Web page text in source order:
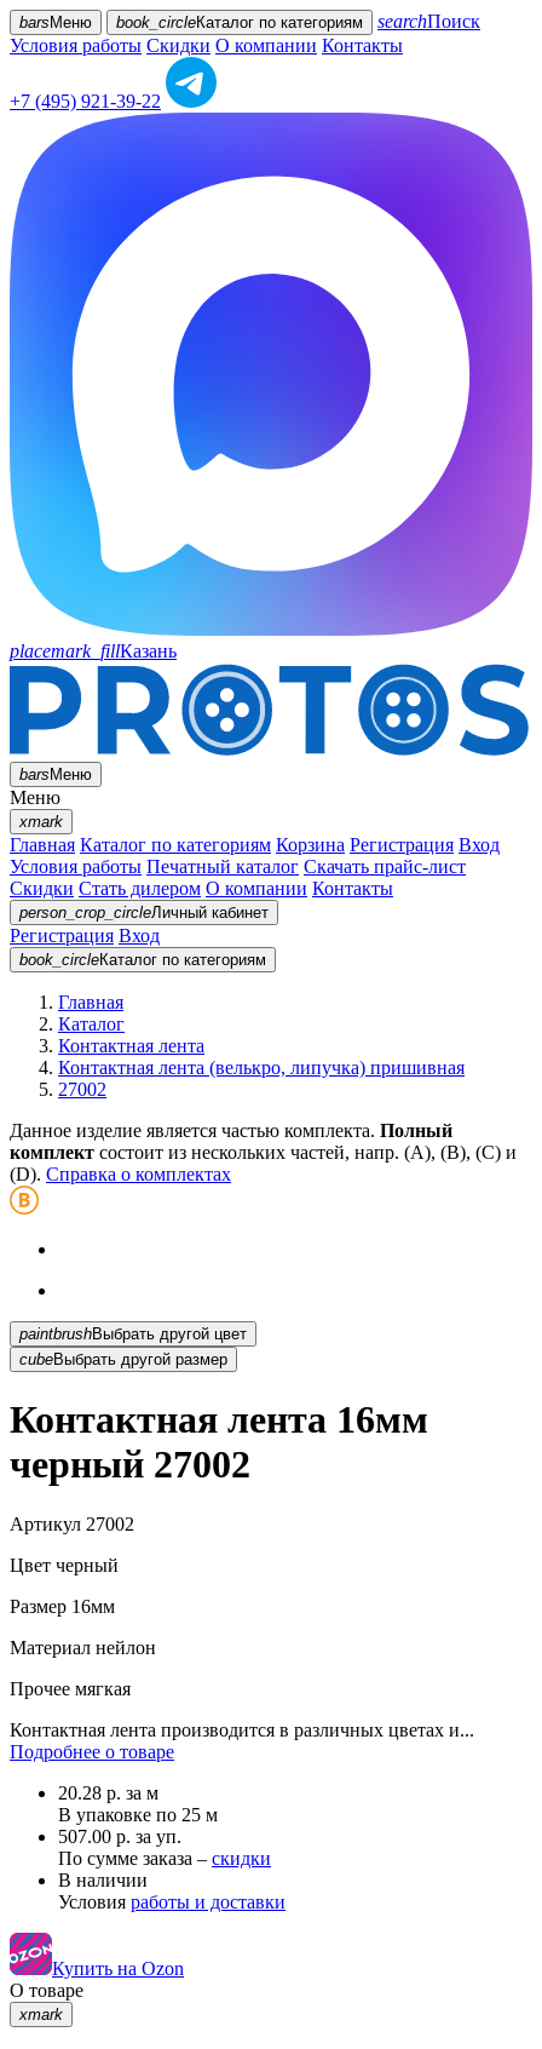
bars Меню book_circleКаталог по категориям searchПоиск
Условия работы Скидки О компании Контакты
+7 (495) 921-39-22
placemark_fillКазань
barsМеню
Меню
xmark
Главная Каталог по категориям Корзина Регистрация Вход
Условия работы Печатный каталог Скачать прайс-лист
Скидки Стать дилером О компании Контакты
person_crop_circleЛичный кабинет
Регистрация Вход
book_circleКаталог по категориям
Главная
Каталог
Контактная лента
Контактная лента (велькро, липучка) пришивная
27002
Данное изделие является частью комплекта. Полный
комплект состоит из нескольких частей, напр. (А), (B), (С) и
(D). Справка о комплектах
paintbrush
Выбрать другой цвет
cubeВыбрать другой размер
Контактная лента 16мм
черный 27002
Артикул 27002
Цвет черный
Размер 16мм
Материал нейлон
Прочее мягкая
Контактная лента производится в различных цветах и...
Подробнее о товаре
20.28 р. за м
В упаковке по 25 м
507.00 р. за уп.
По сумме заказа – скидки
В наличии
Условия работы и доставки
Купить на Ozon
О товаре
xmark